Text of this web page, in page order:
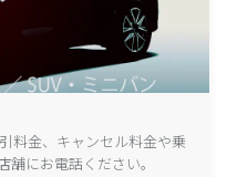
料金、キャンセル料金や乗
にお電話ください。